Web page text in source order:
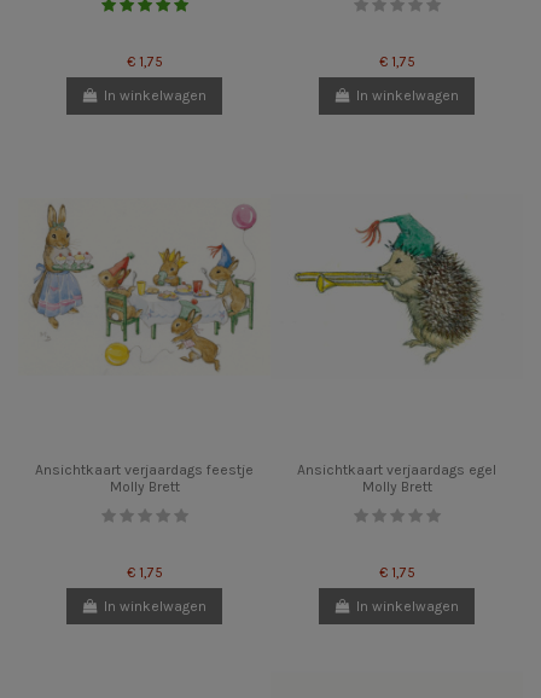
€ 1,75
In winkelwagen
€ 1,75
In winkelwagen
Ansichtkaart verjaardags feestje
Molly Brett
€ 1,75
In winkelwagen
Ansichtkaart verjaardags egel
Molly Brett
€ 1,75
In winkelwagen